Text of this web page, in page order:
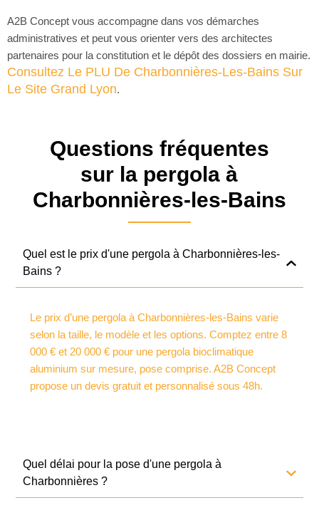
A2B Concept vous accompagne dans vos démarches
administratives et peut vous orienter vers des architectes
partenaires pour la constitution et le dépôt des dossiers en mairie.
Consultez Le PLU De Charbonnières-Les-Bains Sur
Le Site Grand Lyon.
Questions fréquentes
sur la pergola à
Charbonnières-les-Bains
Quel est le prix d'une pergola à Charbonnières-les-
Bains ?
Le prix d’une pergola à Charbonnières-les-Bains varie
selon la taille, le modèle et les options. Comptez entre 8
000 € et 20 000 € pour une pergola bioclimatique
aluminium sur mesure, pose comprise. A2B Concept
propose un devis gratuit et personnalisé sous 48h.
Quel délai pour la pose d'une pergola à
Charbonnières ?